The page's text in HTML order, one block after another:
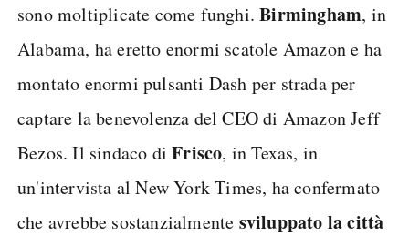
sono moltiplicate come funghi.Birmingham, in
Alabama, ha eretto enormi scatole Amazon e ha
montato enormi pulsanti Dash per strada per
captare la benevolenza del CEO di Amazon Jeff
Bezos. Il sindaco diFrisco, in Texas, in
un'intervista al New York Times, ha confermato
che avrebbe sostanzialmente sviluppato la città